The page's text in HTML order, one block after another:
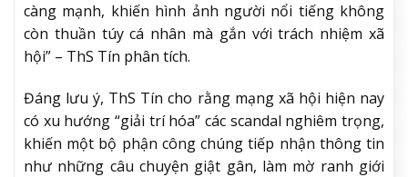
càng mạnh, khiến hình ảnh người nổi tiếng không
còn thuần túy cá nhân mà gắn với trách nhiệm xã
hội” – ThS Tín phân tích.
Đáng lưu ý, ThS Tín cho rằng mạng xã hội hiện nay
có xu hướng “giải trí hóa” các scandal nghiêm trọng,
khiến một bộ phận công chúng tiếp nhận thông tin
như những câu chuyện giật gân, làm mờ ranh giới